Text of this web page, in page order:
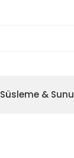
Süsleme &